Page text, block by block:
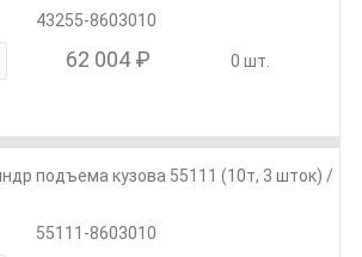
43255-8603010
62 004 ₽ 0 шт.
подъема кузова 55111 (10т, 3 шток) /
55111-8603010